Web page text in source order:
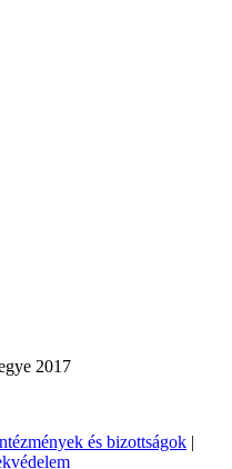
2017
és bizottságok |